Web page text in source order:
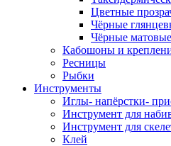
Цветные
Чёрные
Чёрные матовые
Кабошоны и
Ресницы
Рыбки
Инструменты
Иглы- напёрстки-
Инструмент для
Инструмент для
Клей